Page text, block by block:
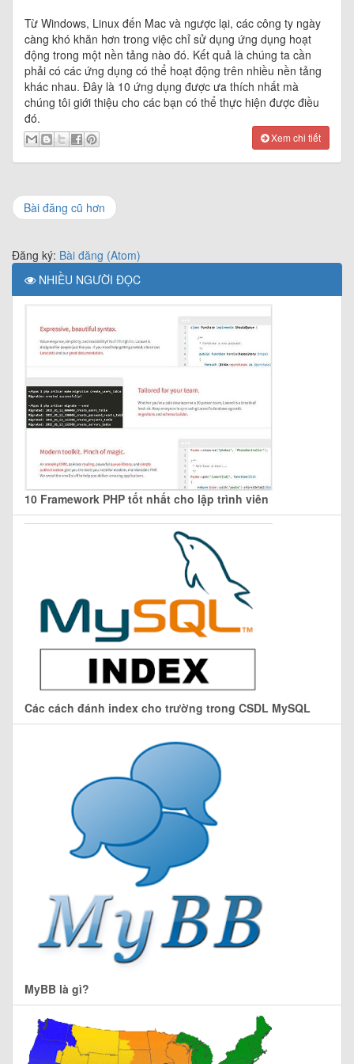
Từ Windows, Linux đến Mac và ngược lại, các công ty ngày
càng khó khăn hơn trong việc chỉ sử dụng ứng dụng hoạt
động trong một nền tảng nào đó. Kết quả là chúng ta cần
phải có các ứng dụng có thể hoạt động trên nhiều nền tảng
khác nhau. Đây là 10 ứng dụng được ưa thích nhất mà
chúng tôi giới thiệu cho các bạn có thể thực hiện được điều
đó.
Xem chi tiết
Bài đăng cũ hơn
Đăng ký: Bài đăng (Atom)
NHIỀU NGƯỜI ĐỌC
10 Framework PHP tốt nhất cho lập trình viên
Các cách đánh index cho trường trong CSDL MySQL
MyBB là gì?